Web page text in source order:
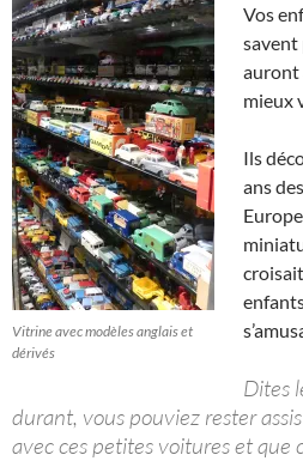
Vitrine avec modèles anglais et
dérivés
Vos
savent
auront
mieux
Ils
ans
Dites
durant, vous pouviez rester
avec ces petites voitures et que